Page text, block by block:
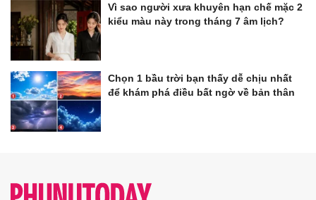
Vì sao người xưa khuyên hạn chế mặc 2
kiểu màu này trong tháng 7 âm lịch?
Chọn 1 bầu trời bạn thấy dễ chịu nhất
để khám phá điều bất ngờ về bản thân